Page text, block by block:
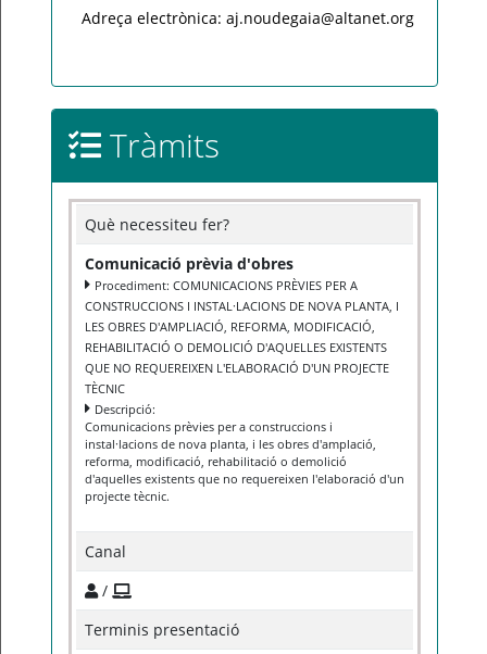
Adreça electrònica: aj.noudegaia@altanet.org
Tràmits
Què necessiteu fer?
Comunicació prèvia d'obres
Procediment: COMUNICACIONS PRÈVIES PER A
CONSTRUCCIONS I INSTAL·LACIONS DE NOVA PLANTA, I
LES OBRES D'AMPLIACIÓ, REFORMA, MODIFICACIÓ,
REHABILITACIÓ O DEMOLICIÓ D'AQUELLES EXISTENTS
QUE NO REQUEREIXEN L'ELABORACIÓ D'UN PROJECTE
TÈCNIC
Descripció:
Comunicacions prèvies per a construccions i
instal·lacions de nova planta, i les obres d'amplació,
reforma, modificació, rehabilitació o demolició
d'aquelles existents que no requereixen l'elaboració d'un
projecte tècnic.
Canal
/
Terminis presentació